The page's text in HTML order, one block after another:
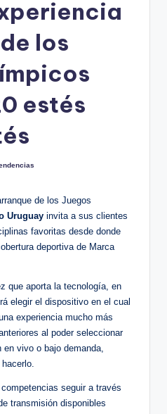
los
estés
de los Juegos
Uruguay invita a sus clientes
favoritas desde donde
deportiva de Marca
que aporta la tecnología, en
elegir el dispositivo en el cual
experiencia mucho más
al poder seleccionar
vivo o bajo demanda,
seguir a través
transmisión disponibles